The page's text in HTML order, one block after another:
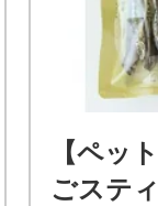
【ペッ
ごステ